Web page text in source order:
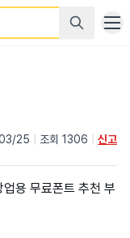
25 조회 1306 신고
용 무료폰트 추천 부